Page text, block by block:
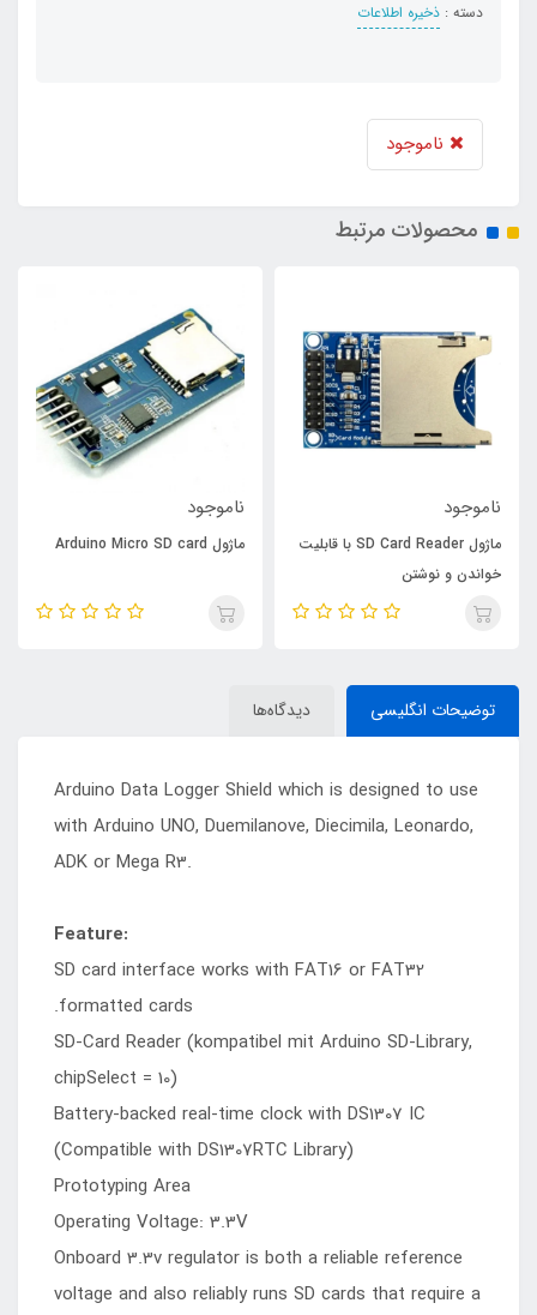
دسته : ذخیره اطلاعات
ناموجود
محصولات مرتبط
ناموجود
ماژول SD Card Reader با قابلیت
خواندن و نوشتن
ناموجود
ماژول Arduino Micro SD card
توضیحات انگلیسی دیدگاه‌ها
Arduino Data Logger Shield which is designed to use
with Arduino UNO, Duemilanove, Diecimila, Leonardo,
ADK or Mega R3.
Feature:
SD card interface works with FAT16 or FAT32
formatted cards.
SD-Card Reader (kompatibel mit Arduino SD-Library,
chipSelect = 10)
Battery-backed real-time clock with DS1307 IC
(Compatible with DS1307RTC Library)
Prototyping Area
Operating Voltage: 3.3V
Onboard 3.3v regulator is both a reliable reference
voltage and also reliably runs SD cards that require a